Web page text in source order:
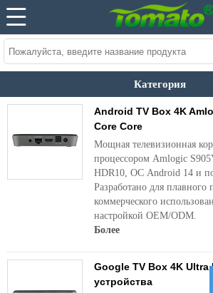
Категория
Android TV Box 4K
Core Core
Мощная телевизионная
процессором Amlogic
HDR10, ОС Android 14 и
Разработано для плавного
коммерческого
настройкой OEM/ODM.
Более
Google TV Box 4K Ultra
устройства